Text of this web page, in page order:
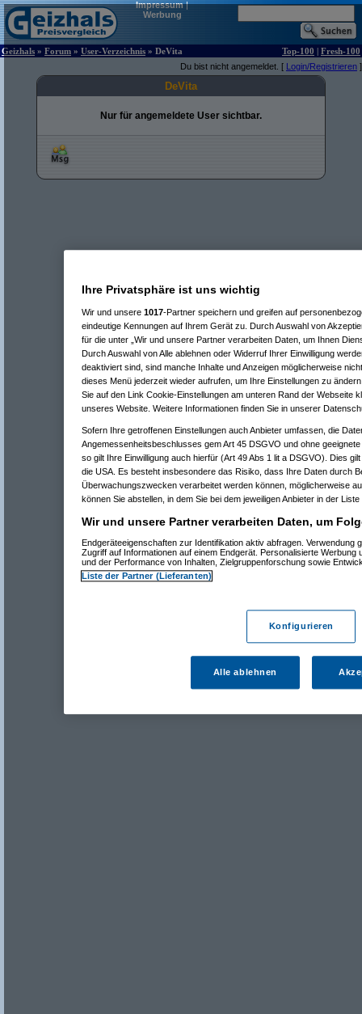
Impressum|
Werbung
Geizhals » Forum » User-Verzeichnis » DeVita Top-100 | Fresh-100
Du bist nicht angemeldet. [ Login/Registrieren ]
DeVita
Nur für angemeldete User sichtbar.
Ihre Privatsphäre ist uns wichtig
Wir und unsere 1017-Partner speichern und greifen auf
eindeutige Kennungen auf Ihrem Gerät zu. Durch Auswahl von
für die unter „Wir und unsere Partner verarbeiten Daten, um Ihnen
Durch Auswahl von Alle ablehnen oder Widerruf Ihrer Einwilligung
deaktiviert sind, sind manche Inhalte und Anzeigen möglicherweise
dieses Menü jederzeit wieder aufrufen, um Ihre Einstellungen zu
Sie auf den Link Cookie-Einstellungen am unteren Rand der Webseite
unseres Website. Weitere Informationen finden Sie in unserer
Sofern Ihre getroffenen Einstellungen auch Anbieter umfassen, die
Angemessenheitsbeschlusses gem Art 45 DSGVO und ohne
so gilt Ihre Einwilligung auch hierfür (Art 49 Abs 1 lit a DSGVO). Dies
die USA. Es besteht insbesondere das Risiko, dass Ihre Daten durch
Überwachungszwecken verarbeitet werden können, möglicherweise
können Sie abstellen, in dem Sie bei dem jeweiligen Anbieter in der
Wir und unsere Partner verarbeiten Daten, um
Endgeräteeigenschaften zur Identifikation aktiv abfragen. Verwendung
Zugriff auf Informationen auf einem Endgerät. Personalisierte Werbung
und der Performance von Inhalten, Zielgruppenforschung sowie
Liste der Partner (Lieferanten)
Konfigurieren
Alle ablehnen